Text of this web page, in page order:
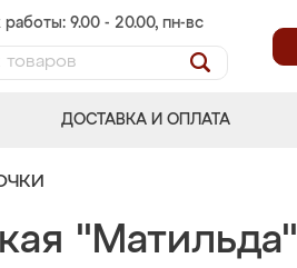
работы: 9.00 - 20.00, пн-вс
ДОСТАВКА И ОПЛАТА
"Матильда"